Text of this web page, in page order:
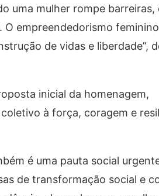
uma mulher rompe barreiras,
empreendedorismo
de vidas e liberdade”,
inicial da homenagem,
à força, coragem e
é uma pauta social
de transformação social e